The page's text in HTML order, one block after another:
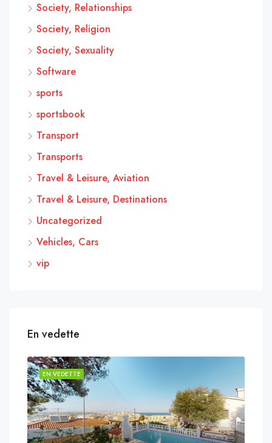
Society, Relationships
Society, Religion
Society, Sexuality
Software
sports
sportsbook
Transport
Transports
Travel & Leisure, Aviation
Travel & Leisure, Destinations
Uncategorized
Vehicles, Cars
vip
En vedette
EN VEDETTE